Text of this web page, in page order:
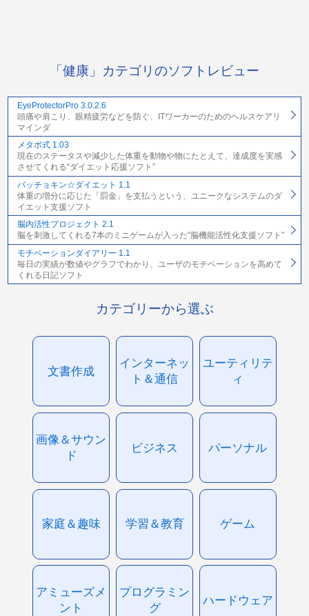
「健康」カテゴリのソフトレビュー
EyeProtectorPro 3.0.2.6
頭痛や肩こり、眼精疲労などを防ぐ、ITワーカーのためのヘルスケアリ
マインダ
メタボ式 1.03
現在のステータスや減少した体重を動物や物にたとえて、達成度を実感
させてくれる“ダイエット応援ソフト”
バッチョキン☆ダイエット 1.1
体重の増分に応じた「罰金」を支払うという、ユニークなシステムのダ
イエット支援ソフト
脳内活性プロジェクト 2.1
脳を刺激してくれる7本のミニゲームが入った“脳機能活性化支援ソフト”
モチベーションダイアリー 1.1
毎日の実績が数値やグラフでわかり、ユーザのモチベーションを高めて
くれる日記ソフト
カテゴリーから選ぶ
文書作成
インターネッ
ト＆通信
ユーティリテ
ィ
画像＆サウン
ド
ビジネス パーソナル
家庭＆趣味 学習＆教育 ゲーム
アミューズメ
ント
プログラミン
グ
ハードウェア